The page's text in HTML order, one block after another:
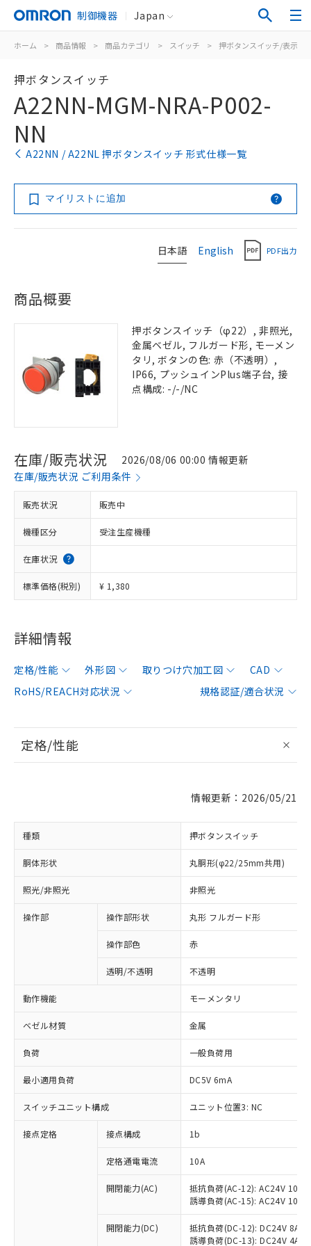
制御機器 Japan
ホーム > 商品情報 > 商品カテゴリ > スイッチ > 押ボタンスイッチ/表示灯
押ボタンスイッチ
A22NN-MGM-NRA-P002-
NN
A22NN / A22NL 押ボタンスイッチ 形式仕様一覧
マイリストに追加
日本語 English PDF出力
商品概要
押ボタンスイッチ（φ22）, 非照光,
金属ベゼル, フルガード形, モーメン
タリ, ボタンの色: 赤（不透明）,
IP66, プッシュインPlus端子台, 接
点構成: -/-/NC
在庫/販売状況
2026/08/06 00:00 情報更新
在庫/販売状況 ご利用条件
販売状況 販売中
機種区分 受注生産機種
在庫状況
標準価格(税別) ¥ 1,380
詳細情報
定格/性能 外形図 取りつけ穴加工図
CAD
RoHS/REACH対応状況
規格認証/適合状況
定格/性能
情報更新：2026/05/21
種類 押ボタンスイッチ
胴体形状 丸胴形(φ22/25mm共用)
照光/非照光 非照光
操作部 操作部形状 丸形 フルガード形
操作部色 赤
透明/不透明 不透明
動作機能 モーメンタリ
ベゼル材質 金属
負荷 一般負荷用
最小適用負荷 DC5V 6mA
スイッチユニット構成 ユニット位置3: NC
接点定格 接点構成 1b
定格通電電流 10A
開閉能力(AC)
抵抗負荷(AC-12): AC24V 10A/
誘導負荷(AC-15): AC24V
開閉能力(DC)
抵抗負荷(DC-12): DC24V 8A/
誘導負荷(DC-13): DC24V 4A/
ご利用条件
対応済み：EU RoHS指令（10物質）の
非含有に対応した製品が提供可能な商品で
対応予定：EU RoHS指令（10物質）の非含
有に対応した製品に切り替える予定のある